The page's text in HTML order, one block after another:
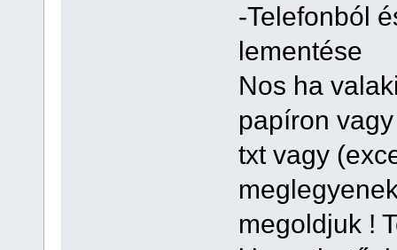
-Telefonból
lementése
Nos ha
papíron
txt vagy
megoldjuk !